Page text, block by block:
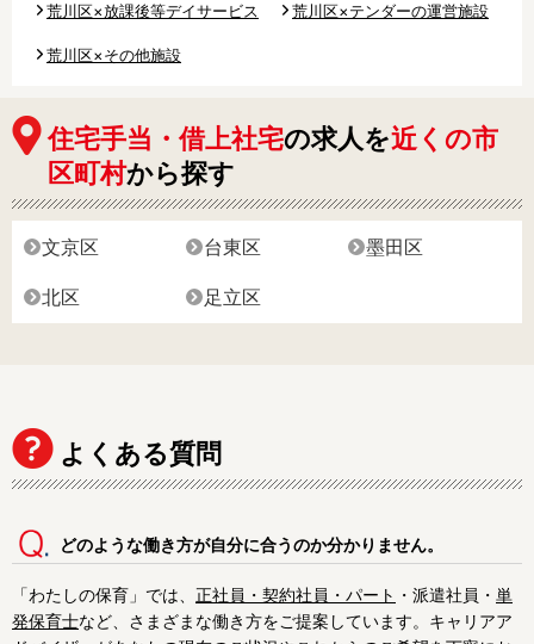
荒川区×放課後等デイサービス 荒川区×テンダーの運営施設
荒川区×その他施設
住宅手当・借上社宅の求人を近くの市
区町村から探す
文京区 台東区 墨田区
北区 足立区
よくある質問
どのような働き方が自分に合うのか分かりません。
「わたしの保育」では、 正社員・契約社員・パート ・派遣社員・ 単
発保育士など、さまざまな働き方をご提案しています。キャリアア